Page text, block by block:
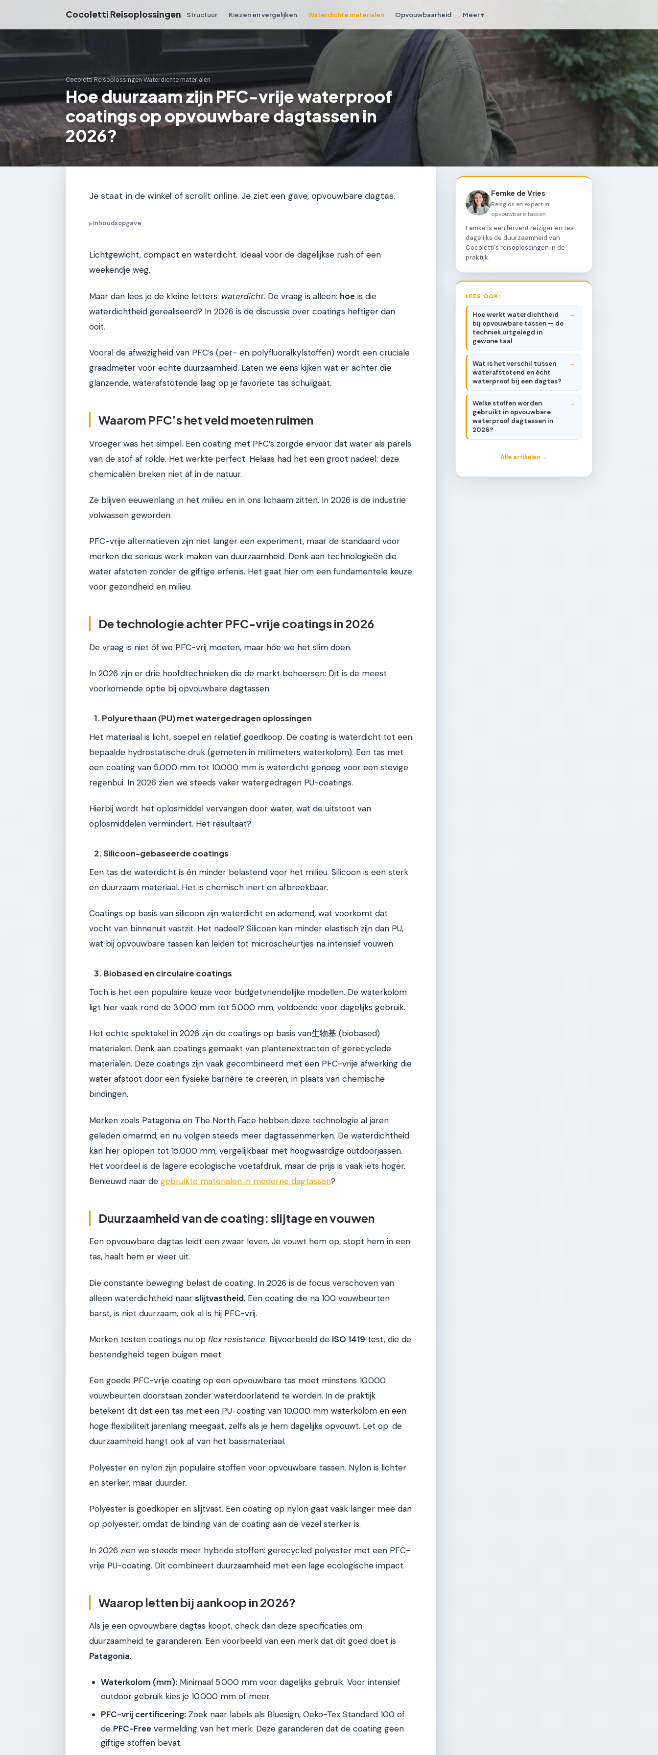
Cocoletti Reisoplossingen Structuur Kiezen en vergelijken Waterdichte materialen Opvouwbaarheid Meer ▾
Cocoletti Reisoplossingen›Waterdichte materialen
Hoe duurzaam zijn PFC-vrije waterproof
coatings op opvouwbare dagtassen in
2026?
Je staat in de winkel of scrollt online. Je ziet een gave, opvouwbare dagtas.
▶Inhoudsopgave
Lichtgewicht, compact en waterdicht. Ideaal voor de dagelijkse rush of een
weekendje weg.
Maar dan lees je de kleine letters: waterdicht. De vraag is alleen: hoe is die
waterdichtheid gerealiseerd? In 2026 is de discussie over coatings heftiger dan
ooit.
Vooral de afwezigheid van PFC’s (per- en polyfluoralkylstoffen) wordt een cruciale
graadmeter voor echte duurzaamheid. Laten we eens kijken wat er achter die
glanzende, waterafstotende laag op je favoriete tas schuilgaat.
Waarom PFC’s het veld moeten ruimen
Vroeger was het simpel. Een coating met PFC’s zorgde ervoor dat water als parels
van de stof af rolde. Het werkte perfect. Helaas had het een groot nadeel: deze
chemicaliën breken niet af in de natuur.
Ze blijven eeuwenlang in het milieu en in ons lichaam zitten. In 2026 is de industrie
volwassen geworden.
PFC-vrije alternatieven zijn niet langer een experiment, maar de standaard voor
merken die serieus werk maken van duurzaamheid. Denk aan technologieën die
water afstoten zonder de giftige erfenis. Het gaat hier om een fundamentele keuze
voor gezondheid en milieu.
De technologie achter PFC-vrije coatings in 2026
De vraag is niet óf we PFC-vrij moeten, maar hóe we het slim doen.
In 2026 zijn er drie hoofdtechnieken die de markt beheersen: Dit is de meest
voorkomende optie bij opvouwbare dagtassen.
1. Polyurethaan (PU) met watergedragen oplossingen
Het materiaal is licht, soepel en relatief goedkoop. De coating is waterdicht tot een
bepaalde hydrostatische druk (gemeten in millimeters waterkolom). Een tas met
een coating van 5.000 mm tot 10.000 mm is waterdicht genoeg voor een stevige
regenbui. In 2026 zien we steeds vaker watergedragen PU-coatings.
Hierbij wordt het oplosmiddel vervangen door water, wat de uitstoot van
oplosmiddelen vermindert. Het resultaat?
2. Silicoon-gebaseerde coatings
Een tas die waterdicht is én minder belastend voor het milieu. Silicoon is een sterk
en duurzaam materiaal. Het is chemisch inert en afbreekbaar.
Coatings op basis van silicoon zijn waterdicht en ademend, wat voorkomt dat
vocht van binnenuit vastzit. Het nadeel? Silicoen kan minder elastisch zijn dan PU,
wat bij opvouwbare tassen kan leiden tot microscheurtjes na intensief vouwen.
3. Biobased en circulaire coatings
Toch is het een populaire keuze voor budgetvriendelijke modellen. De waterkolom
ligt hier vaak rond de 3.000 mm tot 5.000 mm, voldoende voor dagelijks gebruik.
Het echte spektakel in 2026 zijn de coatings op basis van生物基 (biobased)
materialen. Denk aan coatings gemaakt van plantenextracten of gerecyclede
materialen. Deze coatings zijn vaak gecombineerd met een PFC-vrije afwerking die
water afstoot door een fysieke barrière te creëren, in plaats van chemische
bindingen.
Merken zoals Patagonia en The North Face hebben deze technologie al jaren
geleden omarmd, en nu volgen steeds meer dagtassenmerken. De waterdichtheid
kan hier oplopen tot 15.000 mm, vergelijkbaar met hoogwaardige outdoorjassen.
Het voordeel is de lagere ecologische voetafdruk, maar de prijs is vaak iets hoger.
Benieuwd naar de gebruikte materialen in moderne dagtassen?
Duurzaamheid van de coating: slijtage en vouwen
Een opvouwbare dagtas leidt een zwaar leven. Je vouwt hem op, stopt hem in een
tas, haalt hem er weer uit.
Die constante beweging belast de coating. In 2026 is de focus verschoven van
alleen waterdichtheid naar slijtvastheid. Een coating die na 100 vouwbeurten
barst, is niet duurzaam, ook al is hij PFC-vrij.
Merken testen coatings nu op flex resistance. Bijvoorbeeld de ISO 1419 test, die de
bestendigheid tegen buigen meet.
Een goede PFC-vrije coating op een opvouwbare tas moet minstens 10.000
vouwbeurten doorstaan zonder waterdoorlatend te worden. In de praktijk
betekent dit dat een tas met een PU-coating van 10.000 mm waterkolom en een
hoge flexibiliteit jarenlang meegaat, zelfs als je hem dagelijks opvouwt. Let op: de
duurzaamheid hangt ook af van het basismateriaal.
Polyester en nylon zijn populaire stoffen voor opvouwbare tassen. Nylon is lichter
en sterker, maar duurder.
Polyester is goedkoper en slijtvast. Een coating op nylon gaat vaak langer mee dan
op polyester, omdat de binding van de coating aan de vezel sterker is.
In 2026 zien we steeds meer hybride stoffen: gerecycled polyester met een PFC-
vrije PU-coating. Dit combineert duurzaamheid met een lage ecologische impact.
Waarop letten bij aankoop in 2026?
Als je een opvouwbare dagtas koopt, check dan deze specificaties om
duurzaamheid te garanderen: Een voorbeeld van een merk dat dit goed doet is
Patagonia.
Waterkolom (mm): Minimaal 5.000 mm voor dagelijks gebruik. Voor intensief
outdoor gebruik kies je 10.000 mm of meer.
PFC-vrij certificering: Zoek naar labels als Bluesign, Oeko-Tex Standard 100 of
de PFC-Free vermelding van het merk. Deze garanderen dat de coating geen
giftige stoffen bevat.
Femke de Vries
Reisgids en expert in
opvouwbare tassen
Femke is een fervent reiziger en test
dagelijks de duurzaamheid van
Cocoletti's reisoplossingen in de
praktijk.
LEES OOK:
Hoe werkt waterdichtheid
bij opvouwbare tassen — de
techniek uitgelegd in
gewone taal
Wat is het verschil tussen
waterafstotend en écht
waterproof bij een dagtas?
Welke stoffen worden
gebruikt in opvouwbare
waterproof dagtassen in
2026?
Alle artikelen